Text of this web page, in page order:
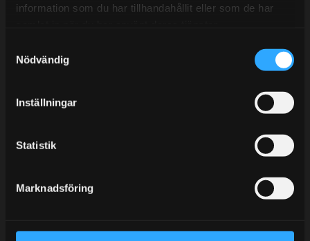
information som du har tillhandahållit eller som de har
Nödvändig
Inställningar
Statistik
Marknadsföring
KUNSKAPSCENTER
KUNDTJÄNST